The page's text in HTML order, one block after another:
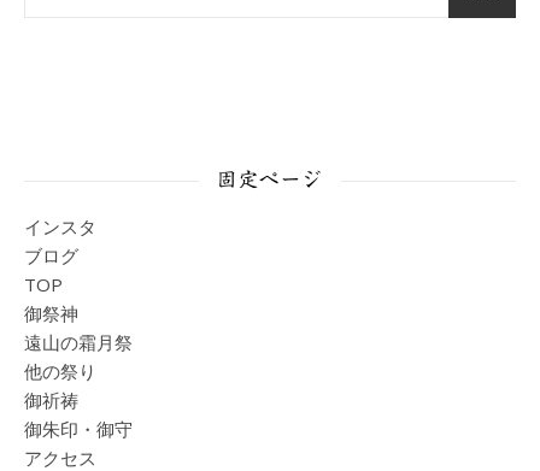
固定ページ
インスタ
ブログ
TOP
御祭神
遠山の霜月祭
他の祭り
御祈祷
御朱印・御守
アクセス